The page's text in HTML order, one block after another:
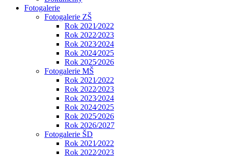
Fotogalerie
Fotogalerie ZŠ
Rok 2021⁄2022
Rok 2022⁄2023
Rok 2023⁄2024
Rok 2024⁄2025
Rok 2025⁄2026
Fotogalerie MŠ
Rok 2021⁄2022
Rok 2022⁄2023
Rok 2023⁄2024
Rok 2024⁄2025
Rok 2025⁄2026
Rok 2026/2027
Fotogalerie ŠD
Rok 2021⁄2022
Rok 2022⁄2023